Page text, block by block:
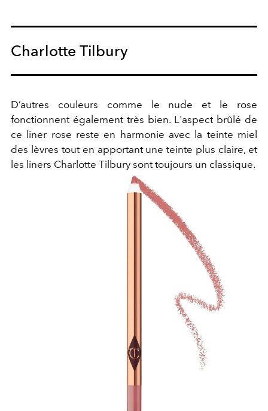
Charlotte Tilbury
D’autres couleurs comme le nude et le rose
fonctionnent également très bien. L'aspect brûlé de
ce liner rose reste en harmonie avec la teinte miel
des lèvres tout en apportant une teinte plus claire, et
les liners Charlotte Tilbury sont toujours un classique.